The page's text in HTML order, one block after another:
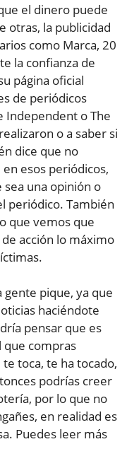
el dinero puede
otras, la publicidad
como Marca, 20
la confianza de
página oficial
de periódicos
Independent o The
o a saber si
dice que no
esos periódicos,
una opinión o
periódico. También
que vemos que
acción lo máximo
gente pique, ya que
haciéndote
pensar que es
que compras
toca, te ha tocado,
podrías creer
por lo que no
en realidad es
Puedes leer más